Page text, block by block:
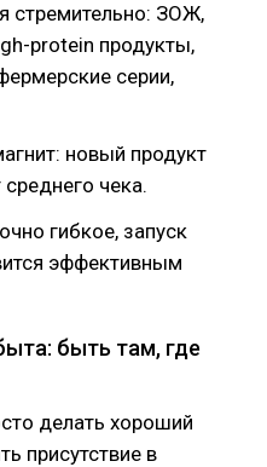
стремительно: ЗОЖ,
protein продукты,
серии,
новый продукт
чека.
гибкое, запуск
эффективным
быть там, где
делать хороший
присутствие в